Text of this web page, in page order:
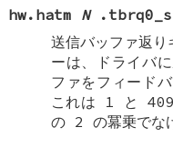
hw.hatm N
送信バッファ返
ーは、ドライバ
ファをフィード
これは 1 と
の 2 の冪乗でな